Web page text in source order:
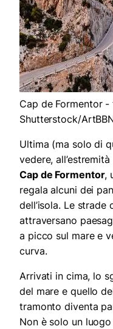
Cap de Formentor
Shutterstock/
Ultima (ma solo di
vedere,
Cap de Formentor,
regala alcuni dei
dell’isola. Le
attraversano
a picco sul mare e
curva.
Arrivati in cima, lo
del mare e quello
tramonto diventa
Non è solo un luogo